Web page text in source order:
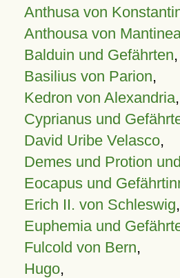
Anthusa von
Anthousa von
Balduin und Gefährten,
Basilius von Parion,
Kedron von Alexandria,
Cyprianus und
David Uribe Velasco,
Demes und Protion
Eocapus und
Erich II. von Schleswig,
Euphemia und
Fulcold von Bern,
Hugo,